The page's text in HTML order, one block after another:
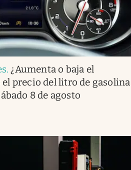
. ¿Aumenta o baja el
el precio del litro de gasolina
8 de agosto